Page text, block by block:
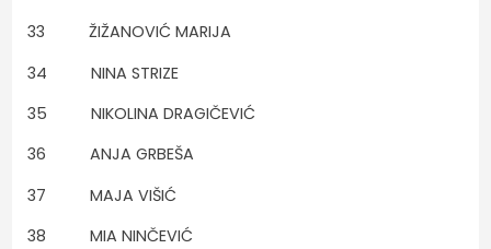
33 ŽIŽANOVIĆ MARIJA
34 NINA STRIZE
35 NIKOLINA DRAGIČEVIĆ
36 ANJA GRBEŠA
37 MAJA VIŠIĆ
38 MIA NINČEVIĆ